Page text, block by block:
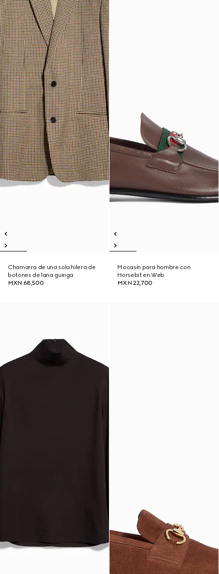
Chamarra de una sola hilera de
botones de lana guinga
MXN 68,500
Mocasín para hombre con
Horsebit en Web
MXN 22,700